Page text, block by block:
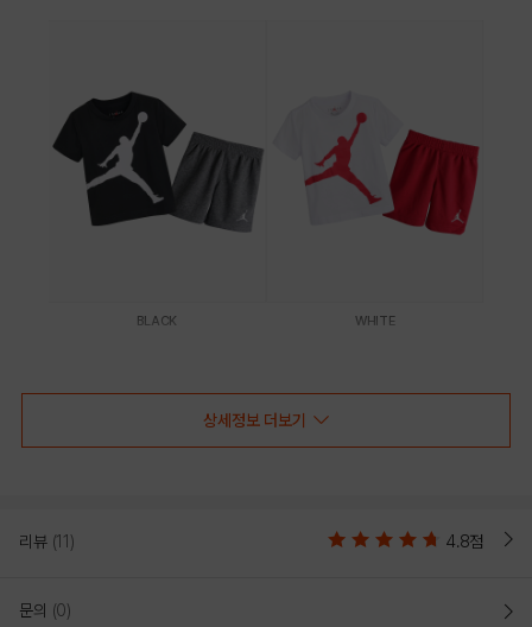
BLACK WHITE
PRODUCT VIEW
상세정보 더보기
리뷰 (11) 4.8점
문의 (0)